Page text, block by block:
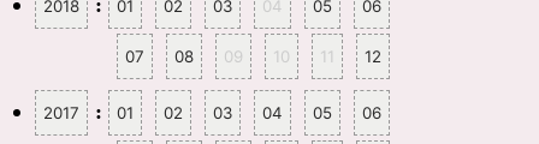
で
開
き
ま
す
)
2018 : 01 02 03 04 05 06
07 08 09 10 11 12
2017 : 01 02 03 04 05 06